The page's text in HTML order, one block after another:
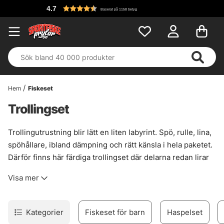
4.7 Baserat på 1158 betyg
Hem Fiskeset
Trollingset
Trollingutrustning blir lätt en liten labyrint. Spö, rulle, lina,
spöhållare, ibland dämpning och rätt känsla i hela paketet.
Därför finns här färdiga trollingset där delarna redan lirar
när båten går i gång.
snett från start. Det passar fint när målet är att komma ut
snabbt, fiska metodiskt över större vatten och ha en trygg
Visa mer
Kategorier Fiskeset för barn Haspelset